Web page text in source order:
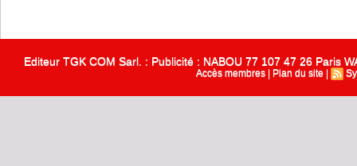
Editeur TGK COM Sarl. : Publicité : NABOU 77 107 47 26 Paris
Accès membres Plan du site